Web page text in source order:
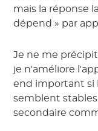
mais la réponse
dépend » par
Je ne me
je n'améliore
end important si
semblent
secondaire